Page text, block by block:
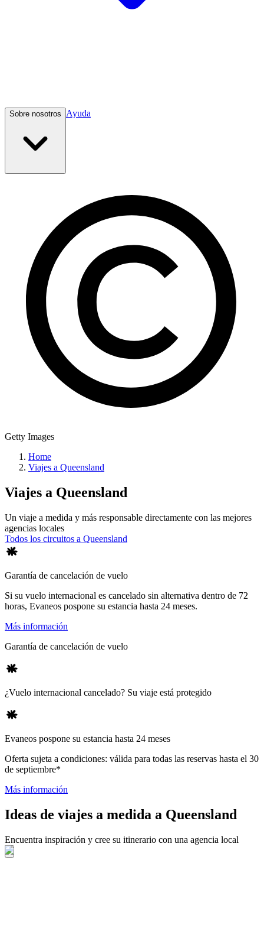
Sobre nosotros Ayuda
Getty Images
Home
Viajes a Queensland
Viajes a Queensland
Un viaje a medida y más responsable directamente con las mejores
agencias locales
Todos los circuitos a Queensland
Garantía de cancelación de vuelo
Si su vuelo internacional es cancelado sin alternativa dentro de 72
horas, Evaneos pospone su estancia hasta 24 meses.
Más información
Garantía de cancelación de vuelo
¿Vuelo internacional cancelado? Su viaje está protegido
Evaneos pospone su estancia hasta 24 meses
Oferta sujeta a condiciones: válida para todas las reservas hasta el 30
de septiembre*
Más información
Ideas de viajes a medida a Queensland
Encuentra inspiración y cree su itinerario con una agencia local